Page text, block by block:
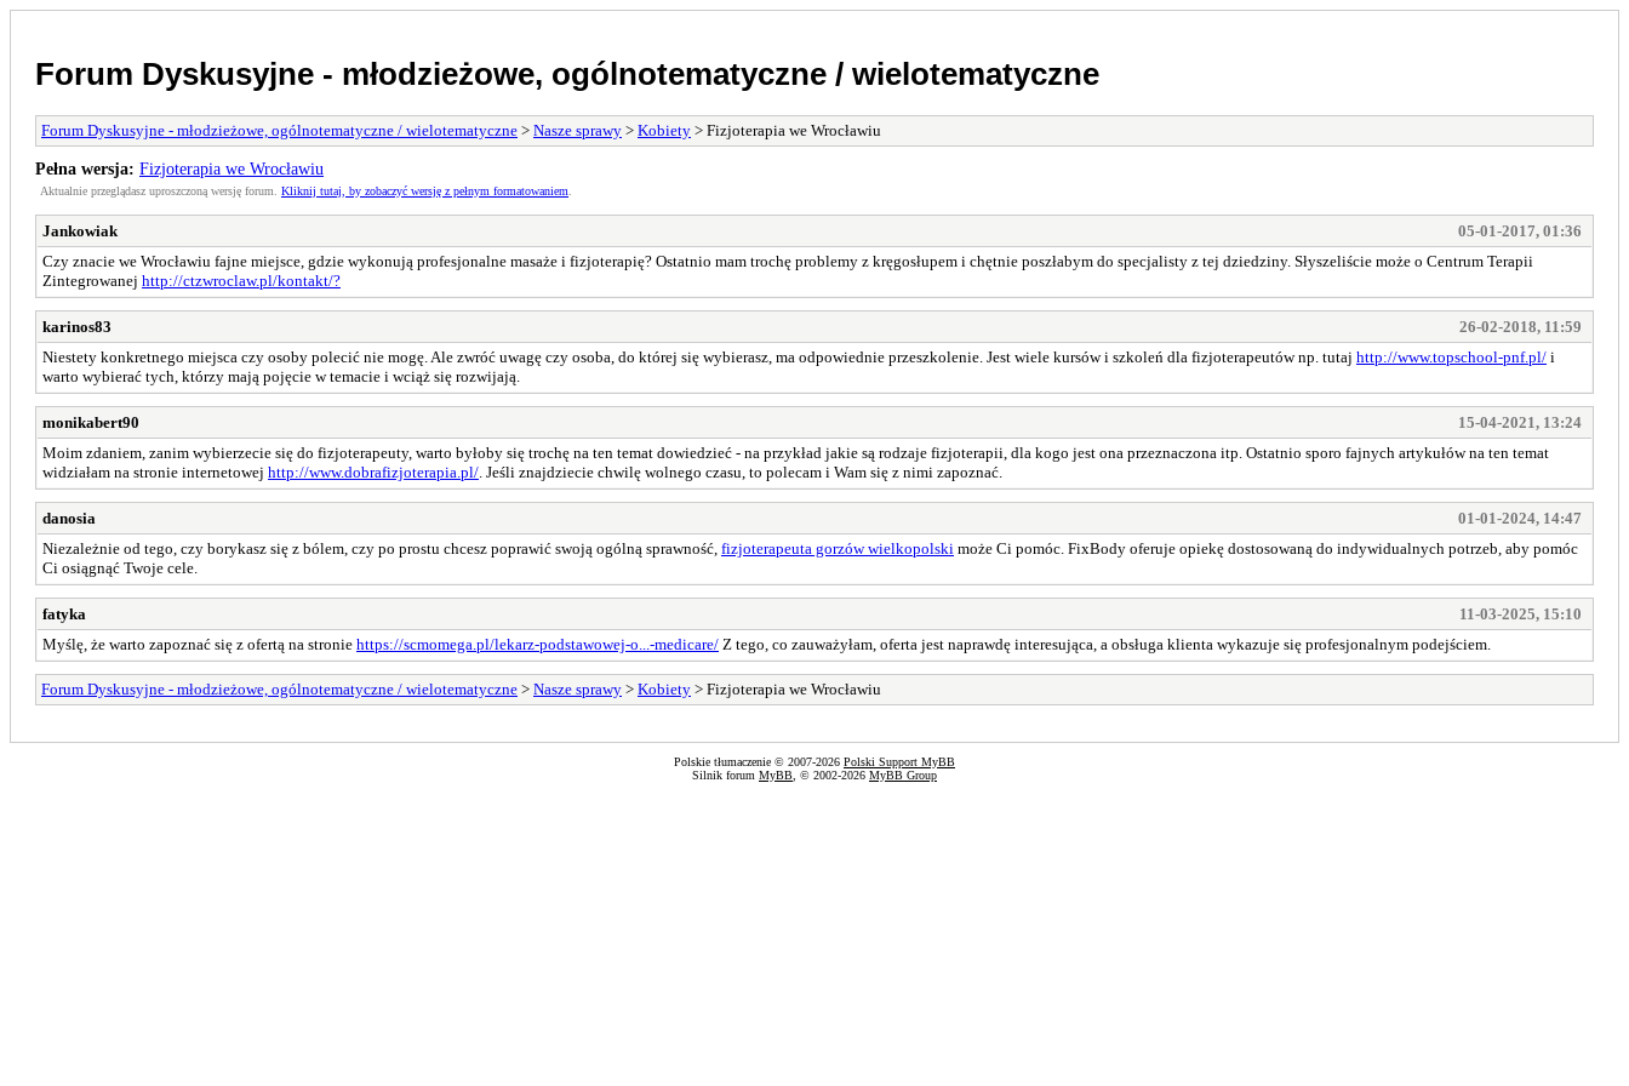
Forum Dyskusyjne - młodzieżowe, ogólnotematyczne / wielotematyczne
Forum Dyskusyjne - młodzieżowe, ogólnotematyczne / wielotematyczne > Nasze sprawy > Kobiety > Fizjoterapia we Wrocławiu
Pełna wersja: Fizjoterapia we Wrocławiu
Aktualnie przeglądasz uproszczoną wersję forum. Kliknij tutaj, by zobaczyć wersję z pełnym formatowaniem
Jankowiak
05-01-2017, 01:36
Czy znacie we Wrocławiu fajne miejsce, gdzie wykonują profesjonalne masaże i fizjoterapię? Ostatnio mam trochę problemy z kręgosłupem i chętnie poszłabym do specjalisty z tej dziedziny. Słyszeliście może o Centrum Terapii
Zintegrowanej http://ctzwroclaw.pl/kontakt/?
karinos83
26-02-2018, 11:59
Niestety konkretnego miejsca czy osoby polecić nie mogę. Ale zwróć uwagę czy osoba, do której się wybierasz, ma odpowiednie przeszkolenie. Jest wiele kursów i szkoleń dla fizjoterapeutów np. tutaj http://www.topschool-pnf.pl/ i
warto wybierać tych, którzy mają pojęcie w temacie i wciąż się rozwijają.
monikabert90
15-04-2021, 13:24
Moim zdaniem, zanim wybierzecie się do fizjoterapeuty, warto byłoby się trochę na ten temat dowiedzieć - na przykład jakie są rodzaje fizjoterapii, dla kogo jest ona przeznaczona itp. Ostatnio sporo fajnych artykułów na ten temat
widziałam na stronie internetowej http://www.dobrafizjoterapia.pl/ . Jeśli znajdziecie chwilę wolnego czasu, to polecam i Wam się z nimi zapoznać.
danosia
01-01-2024, 14:47
Niezależnie od tego, czy borykasz się z bólem, czy po prostu chcesz poprawić swoją ogólną sprawność, fizjoterapeuta gorzów wielkopolski może Ci pomóc. FixBody oferuje opiekę dostosowaną do indywidualnych potrzeb, aby pomóc
Ci osiągnąć Twoje cele.
fatyka
11-03-2025, 15:10
Myślę, że warto zapoznać się z ofertą na stronie https://scmomega.pl/lekarz-podstawowej-o...-medicare/ Z tego, co zauważyłam, oferta jest naprawdę interesująca, a obsługa klienta wykazuje się profesjonalnym podejściem.
Forum Dyskusyjne - młodzieżowe, ogólnotematyczne / wielotematyczne > Nasze sprawy > Kobiety > Fizjoterapia we Wrocławiu
Polskie tłumaczenie © 2007-2026 Polski Support MyBB
Silnik forum MyBB , © 2002-2026 MyBB Group